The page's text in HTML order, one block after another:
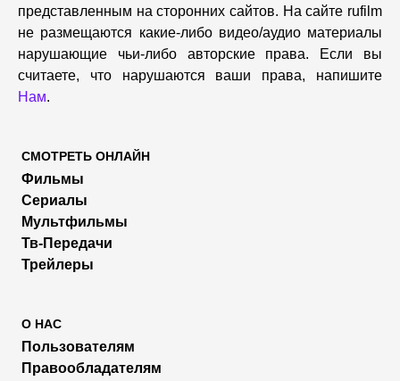
представленным на сторонних сайтов. На сайте rufilm
не размещаются какие-либо видео/аудио материалы
нарушающие чьи-либо авторские права. Если вы
считаете, что нарушаются ваши права, напишите
Нам.
СМОТРЕТЬ ОНЛАЙН
Фильмы
Сериалы
Мультфильмы
Тв-Передачи
Трейлеры
О НАС
Пользователям
Правообладателям